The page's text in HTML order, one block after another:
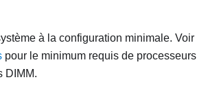
à la configuration minimale. Voir
pour le minimum requis de processeurs
DIMM.